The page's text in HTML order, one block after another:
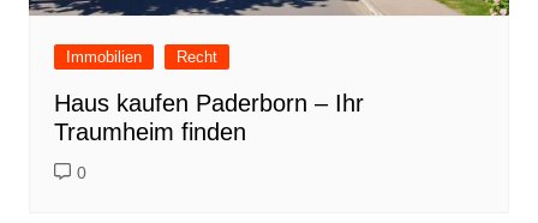
Immobilien Recht
Haus kaufen Paderborn – Ihr
Traumheim finden
0